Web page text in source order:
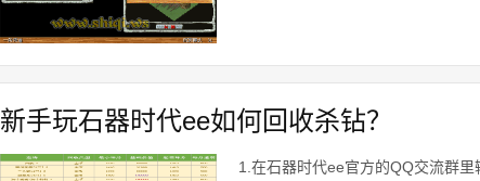
新手玩石器时代ee如何回收杀钻？
1.在石器时代ee官方的QQ交流群里